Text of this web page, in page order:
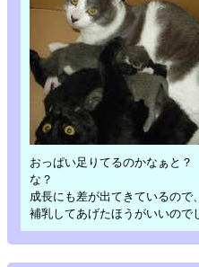
おっぱい足りてるのかなぁと
な？
成長にも差が出てきているので
補乳してあげたほうがいいので